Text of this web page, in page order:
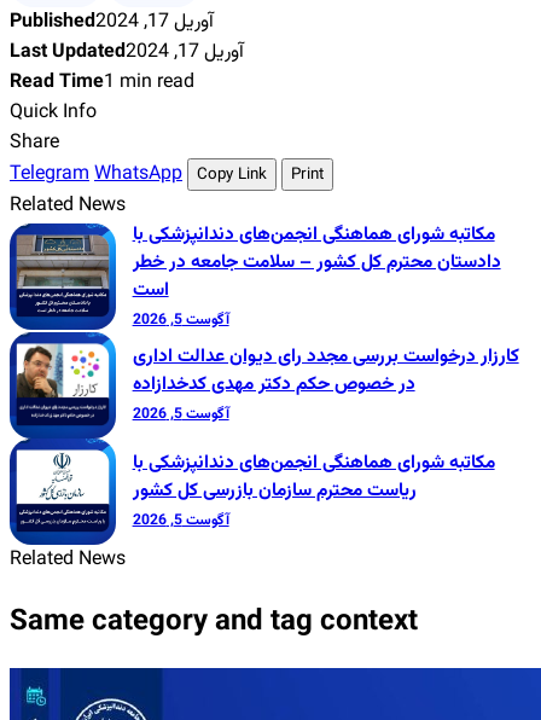
Published
آوریل 17, 2024
Last Updated
آوریل 17, 2024
Read Time1 min read
Quick Info
Share
TelegramWhatsApp Copy Link Print
Related News
مکاتبه شورای هماهنگی انجمن‌های دندانپزشکی با
دادستان محترم کل کشور – سلامت جامعه در خطر
است
آگوست 5, 2026
کارزار درخواست بررسی مجدد رای دیوان عدالت اداری
در خصوص حکم دکتر مهدی کدخدازاده
آگوست 5, 2026
مکاتبه شورای هماهنگی انجمن‌های دندانپزشکی با
ریاست محترم سازمان بازرسی کل کشور
آگوست 5, 2026
Related News
Same category and tag context